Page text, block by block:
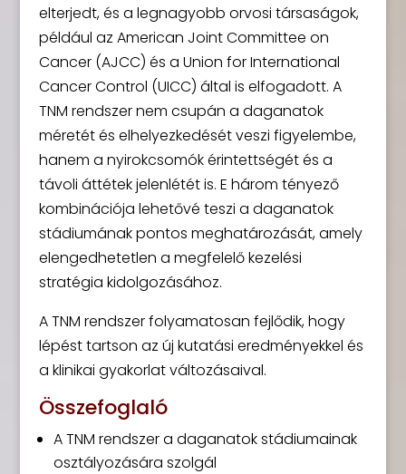
elterjedt, és a legnagyobb orvosi társaságok,
például az American Joint Committee on
Cancer (AJCC) és a Union for International
Cancer Control (UICC) által is elfogadott. A
TNM rendszer nem csupán a daganatok
méretét és elhelyezkedését veszi figyelembe,
hanem a nyirokcsomók érintettségét és a
távoli áttétek jelenlétét is. E három tényező
kombinációja lehetővé teszi a daganatok
stádiumának pontos meghatározását, amely
elengedhetetlen a megfelelő kezelési
stratégia kidolgozásához.
A TNM rendszer folyamatosan fejlődik, hogy
lépést tartson az új kutatási eredményekkel és
a klinikai gyakorlat változásaival.
Összefoglaló
A TNM rendszer a daganatok stádiumainak
osztályozására szolgál